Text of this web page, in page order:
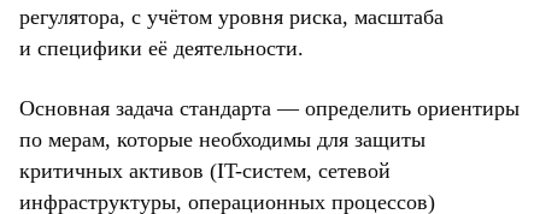
регулятора, с учётом уровня риска, масштаба
и специфики её деятельности.
Основная задача стандарта — определить ориентиры
по мерам, которые необходимы для защиты
критичных активов (IT-систем, сетевой
инфраструктуры, операционных процессов)